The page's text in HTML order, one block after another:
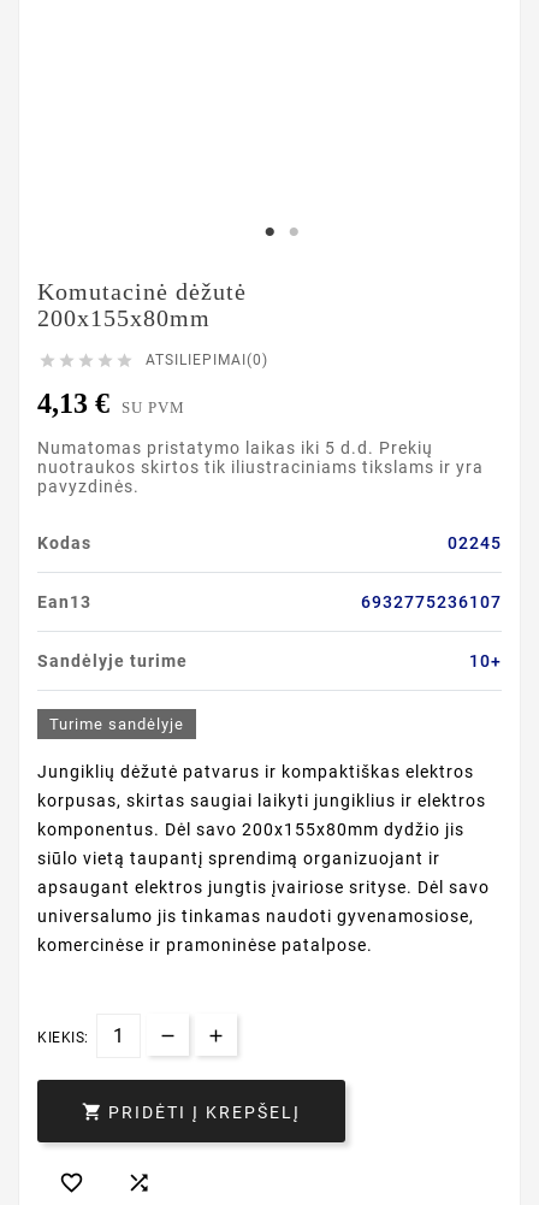
Komutacinė dėžutė
200x155x80mm
     ATSILIEPIMAI(0)
4,13 € SU PVM
Numatomas pristatymo laikas iki 5 d.d. Prekių
nuotraukos skirtos tik iliustraciniams tikslams ir yra
pavyzdinės.
Kodas 02245
Ean13 6932775236107
Sandėlyje turime 10+
Turime sandėlyje
Jungiklių dėžutė patvarus ir kompaktiškas elektros
korpusas, skirtas saugiai laikyti jungiklius ir elektros
komponentus. Dėl savo 200x155x80mm dydžio jis
siūlo vietą taupantį sprendimą organizuojant ir
apsaugant elektros jungtis įvairiose srityse. Dėl savo
universalumo jis tinkamas naudoti gyvenamosiose,
komercinėse ir pramoninėse patalpose.
KIEKIS:
 PRIDĖTI Į KREPŠELĮ
 